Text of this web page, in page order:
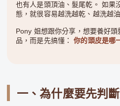
也有人是頭頂油、髮尾乾。 如果
態，就很容易越洗越乾、越洗越
Pony 姐想跟你分享，想要養好
品，而是先搞懂：你的頭皮是哪
一、為什麼要先判